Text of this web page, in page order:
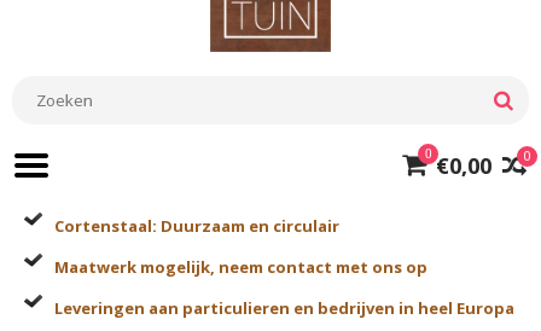
0
0 €0,00
Cortenstaal: Duurzaam en circulair
Maatwerk mogelijk, neem contact met ons op
Leveringen aan particulieren en bedrijven in heel Europa